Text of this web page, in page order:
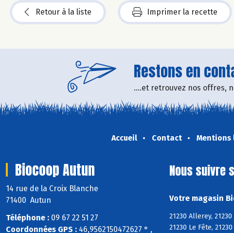
Retour à la liste Imprimer la recette
Restons en
....et retrouvez nos offres,
Accueil Contact Mentions
Biocoop Autun
14 rue de la Croix Blanche
71400 Autun
Téléphone : 09 67 22 51 27
Coordonnées GPS : 46,9562150472627 ° ,
Nous suivre
Votre magasin
21230 Allerey,
21230 Le Fête,